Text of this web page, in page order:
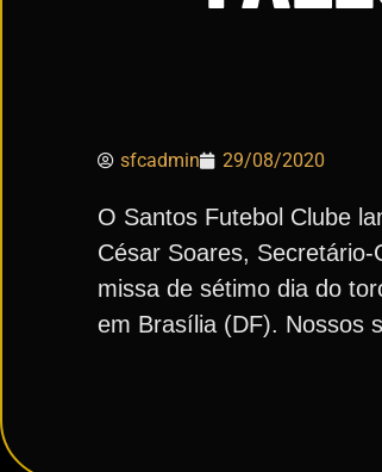
sfcadmin 29/08/2020
O Santos Futebol Clube
César Soares,
missa de sétimo dia do
em Brasília (DF). Nossos